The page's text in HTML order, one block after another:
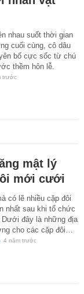
nhau suốt thời gian
cuối cùng, cô dâu
bố cực sốc từ chú
thềm hôn lễ.
trước
mật lý
mới cưới
có lẽ nhiều cặp đôi
nhất sau khi tổ chức
đây là những địa
cho các cặp đôi…
4 năm trước